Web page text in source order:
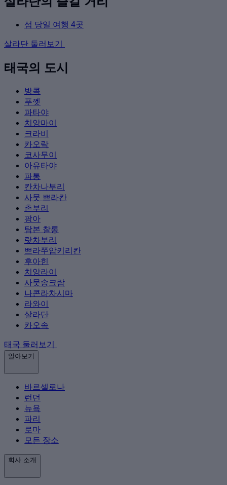
섬 당일 여행 4곳
살라단 둘러보기
태국의 도시
방콕
푸껫
파타야
치앙마이
크라비
카오락
코사무이
아유타야
파통
칸차나부리
사뭇 쁘라칸
촌부리
팡아
탐본 찰롱
랏차부리
쁘라쭈압키리칸
후아힌
치앙라이
사뭇송크람
나콘라차시마
라와이
살라단
카오속
태국 둘러보기
알아보기
바르셀로나
런던
뉴욕
파리
로마
모든 장소
회사 소개